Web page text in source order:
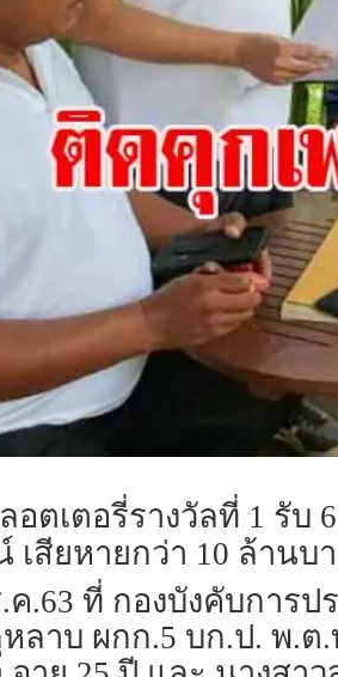
ลอตเตอรี่รางวัลที่ 1 รั
เสียหายกว่า 10 ล้านบ
ค.63 ที่ กองบังคับการ
ลาบ ผกก.5 บก.ป. พ.ต